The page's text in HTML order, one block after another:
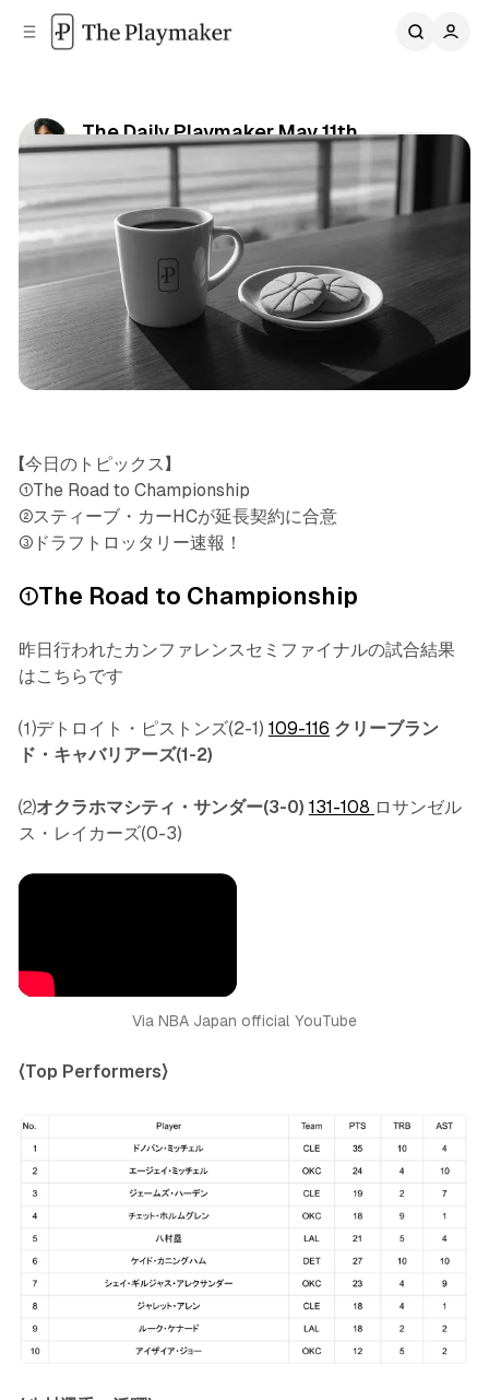
The Daily Playmaker May 11th
byDaichi Mizusawa
Newsletter
【今日のトピックス】
①The Road to Championship
②スティーブ・カーHCが延長契約に合意
③ドラフトロッタリー速報！
①The Road to Championship
昨日行われたカンファレンスセミファイナルの試合結果
はこちらです
⑴デトロイト・ピストンズ(2-1) 109-116 クリーブラン
ド・キャバリアーズ(1-2)
⑵オクラホマシティ・サンダー(3-0) 131-108 ロサンゼル
ス・レイカーズ(0-3)
Via NBA Japan official YouTube
〈Top Performers〉